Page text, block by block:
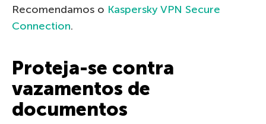
Recomendamos o Kaspersky VPN Secure
Connection.
Proteja-se contra
vazamentos de
documentos